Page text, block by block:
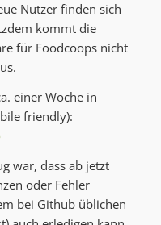
Nutzer finden sich
kommt die
für Foodcoops nicht
einer Woche in
friendly):
war, dass ab jetzt
oder Fehler
bei Github üblichen